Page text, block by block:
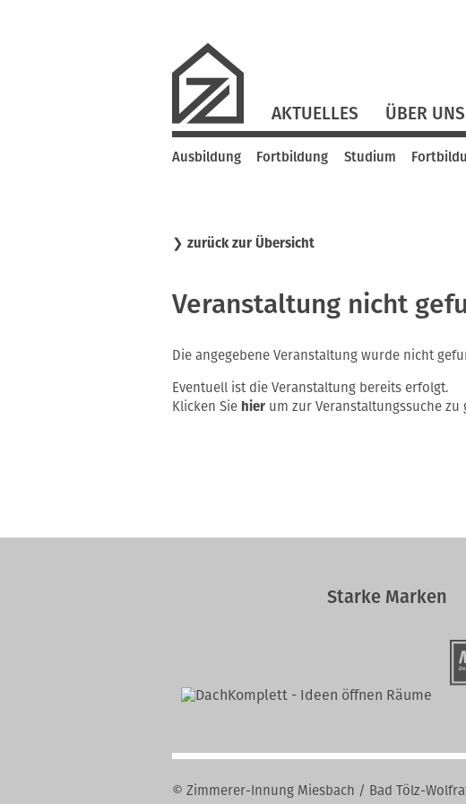
überspringen
AKTUELLES ÜBER UNS
Navigation
überspringen
Ausbildung Fortbildung Studium
❯ zurück zur Übersicht
Veranstaltung nicht
Die angegebene Veranstaltung wurde nicht
Eventuell ist die Veranstaltung bereits erfolgt.
Klicken Sie hierum zur Veranstaltungssuche zu
Starke Marken
© Zimmerer-Innung Miesbach / Bad Tölz-